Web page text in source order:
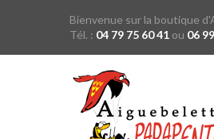
Bienvenue sur la boutique
Tél. : 04 79 75 60 41 ou 06